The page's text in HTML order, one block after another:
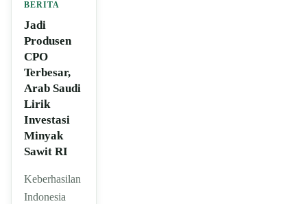
BERITA
Jadi
Produsen
CPO
Terbesar,
Arab Saudi
Lirik
Investasi
Minyak
Sawit RI
Keberhasilan
Indonesia